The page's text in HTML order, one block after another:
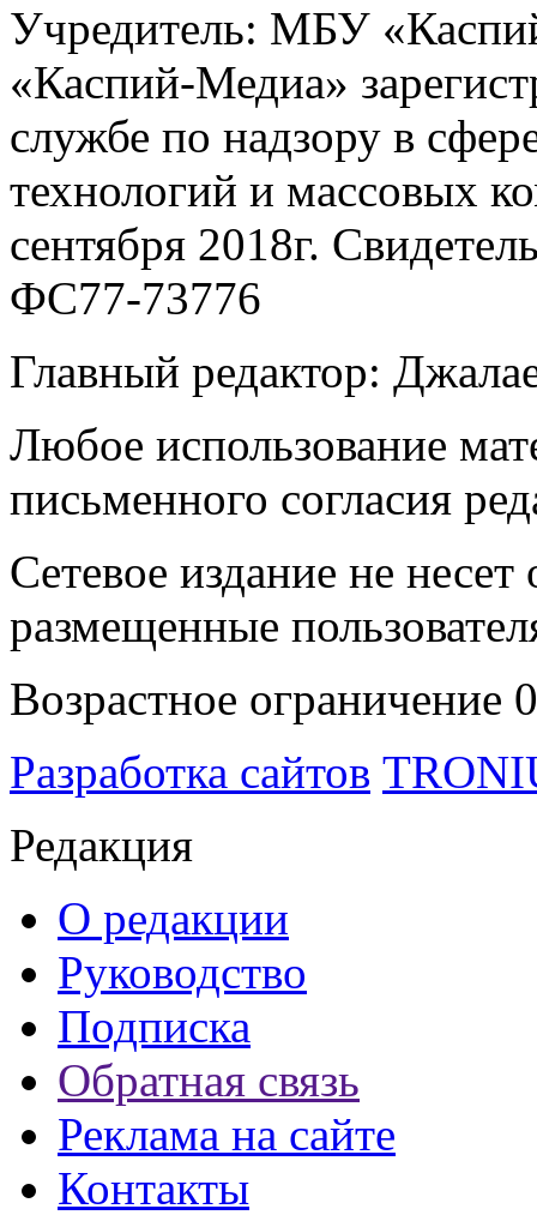
Учредитель: МБУ
«Каспий-Медиа»
службе по надзору в
технологий и массовых
сентября 2018г.
ФС77-73776
Главный редактор:
Любое использование
письменного согласия
Сетевое издание не
размещенные
Возрастное ограничение
Разработка сайтов
Редакция
О редакции
Руководство
Подписка
Обратная связь
Реклама на сайте
Контакты